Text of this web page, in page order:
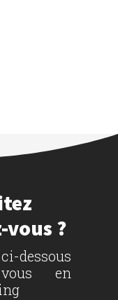
?
dessous
en